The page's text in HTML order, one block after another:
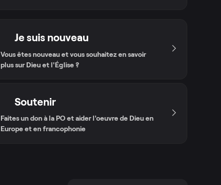
Je suis nouveau
Vous êtes nouveau et vous souhaitez en savoir
plus sur Dieu et l'Église ?
Soutenir
Faites un don à la PO et aider l'oeuvre de Dieu en
Europe et en francophonie